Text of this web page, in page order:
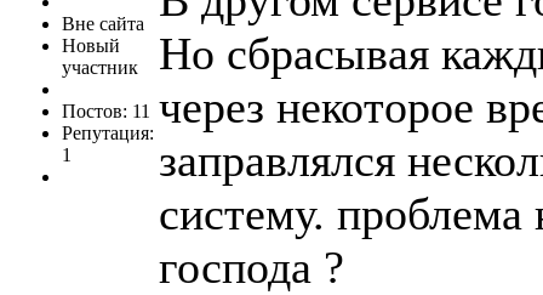
Вне сайта
Новый
участник
Постов: 11
Репутация:
1
Но сбрасывая
через некоторое
заправлялся
систему. проблема
господа ?